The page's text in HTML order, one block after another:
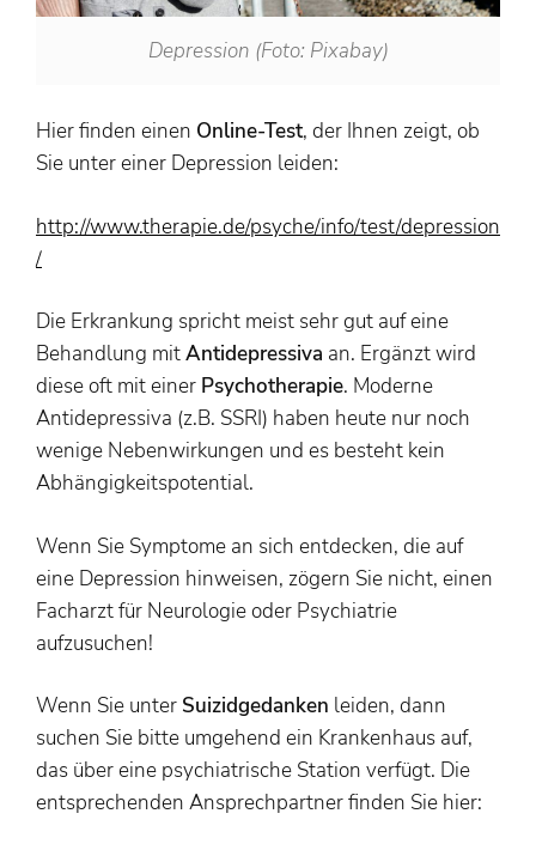
Depression (Foto: Pixabay)
Hier finden einen Online-Test, der Ihnen zeigt, ob
Sie unter einer Depression leiden:
http://www.therapie.de/psyche/info/test/depression
/
Die Erkrankung spricht meist sehr gut auf eine
Behandlung mitAntidepressiva an. Ergänzt wird
diese oft mit einer Psychotherapie. Moderne
Antidepressiva (z.B. SSRI) haben heute nur noch
wenige Nebenwirkungen und es besteht kein
Abhängigkeitspotential.
Wenn Sie Symptome an sich entdecken, die auf
eine Depression hinweisen, zögern Sie nicht, einen
Facharzt für Neurologie oder Psychiatrie
aufzusuchen!
Wenn Sie unter Suizidgedanken leiden, dann
suchen Sie bitte umgehend ein Krankenhaus auf,
das über eine psychiatrische Station verfügt. Die
entsprechenden Ansprechpartner finden Sie hier: